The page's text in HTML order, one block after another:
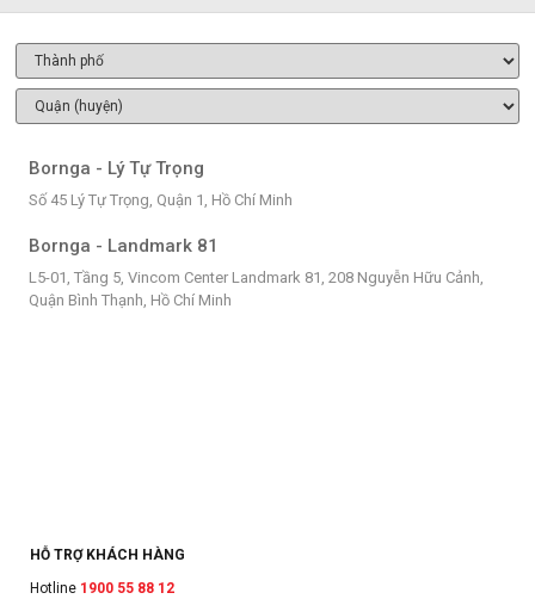
Bornga - Lý Tự Trọng
Số 45 Lý Tự Trọng, Quận 1, Hồ Chí Minh
Bornga - Landmark 81
L5-01, Tầng 5, Vincom Center Landmark 81, 208 Nguyễn Hữu Cảnh,
Quận Bình Thạnh, Hồ Chí Minh
HỖ TRỢ KHÁCH HÀNG
Hotline 1900 55 88 12